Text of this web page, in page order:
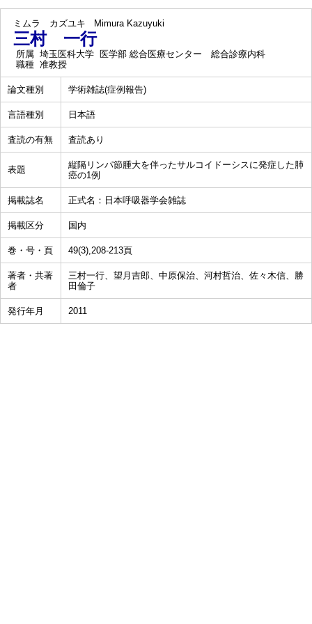
ミムラ カズユキ Mimura Kazuyuki
三村 一行
所属 埼玉医科大学 医学部 総合医療センター 総合診療内科
職種 准教授
論文種別 学術雑誌(症例報告)
言語種別 日本語
査読の有無 査読あり
表題
縦隔リンパ節腫大を伴ったサルコイドーシスに発症した肺
癌の1例
掲載誌名 正式名：日本呼吸器学会雑誌
掲載区分 国内
巻・号・頁 49(3),208-213頁
著者・共著
者
三村一行、望月吉郎、中原保治、河村哲治、佐々木信、勝
田倫子
発行年月 2011